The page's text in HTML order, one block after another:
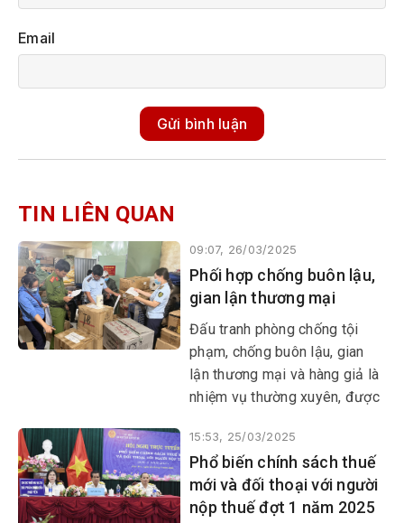
Email
Gửi bình luận
TIN LIÊN QUAN
09:07, 26/03/2025
Phối hợp chống buôn lậu,
gian lận thương mại
​​​​​​​Đấu tranh phòng chống tội
phạm, chống buôn lậu, gian
lận thương mại và hàng giả là
nhiệm vụ thường xuyên, được
phương triển khai bằng nhiều
biện pháp, nhằm xử lý triệt để
các đối tượng vi phạm, góp
phần đảm bảo an ninh chính
15:53, 25/03/2025
Phổ biến chính sách thuế
mới và đối thoại với người
nộp thuế đợt 1 năm 2025